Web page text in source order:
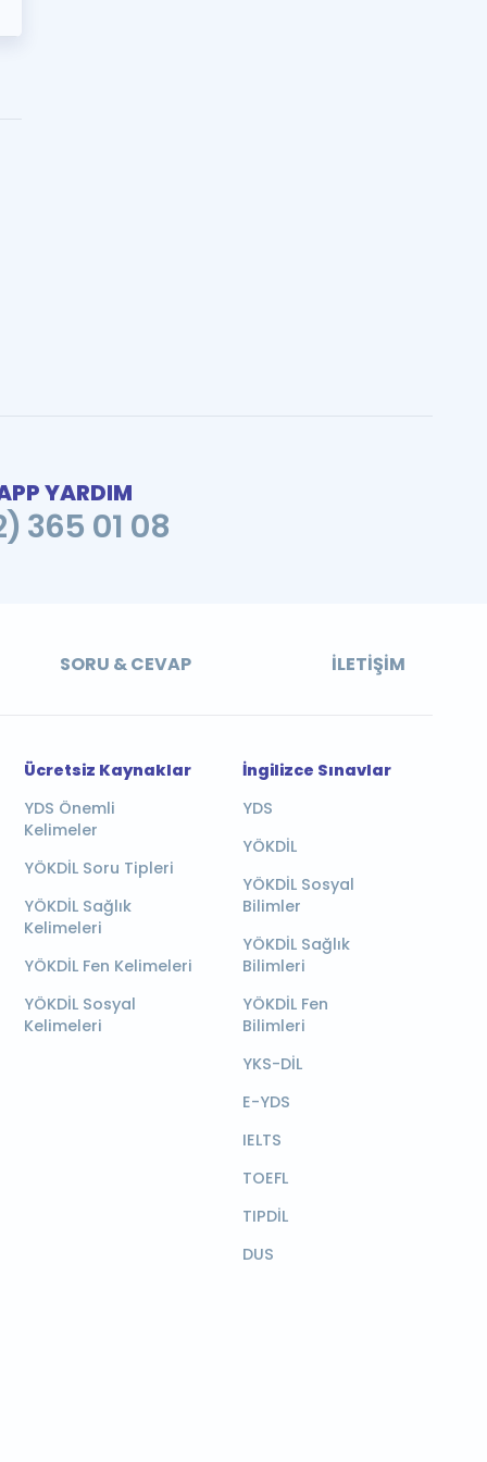
YARDIM
365 01 08
SORU & CEVAP İLETIŞIM
Ücretsiz Kaynaklar
YDS Önemli
Kelimeler
YÖKDİL Soru Tipleri
YÖKDİL Sağlık
Kelimeleri
YÖKDİL Fen Kelimeleri
YÖKDİL Sosyal
Kelimeleri
İngilizce Sınavlar
YDS
YÖKDİL
YÖKDİL Sosyal
Bilimler
YÖKDİL Sağlık
Bilimleri
YÖKDİL Fen
Bilimleri
YKS-DİL
E-YDS
IELTS
TOEFL
TIPDİL
DUS